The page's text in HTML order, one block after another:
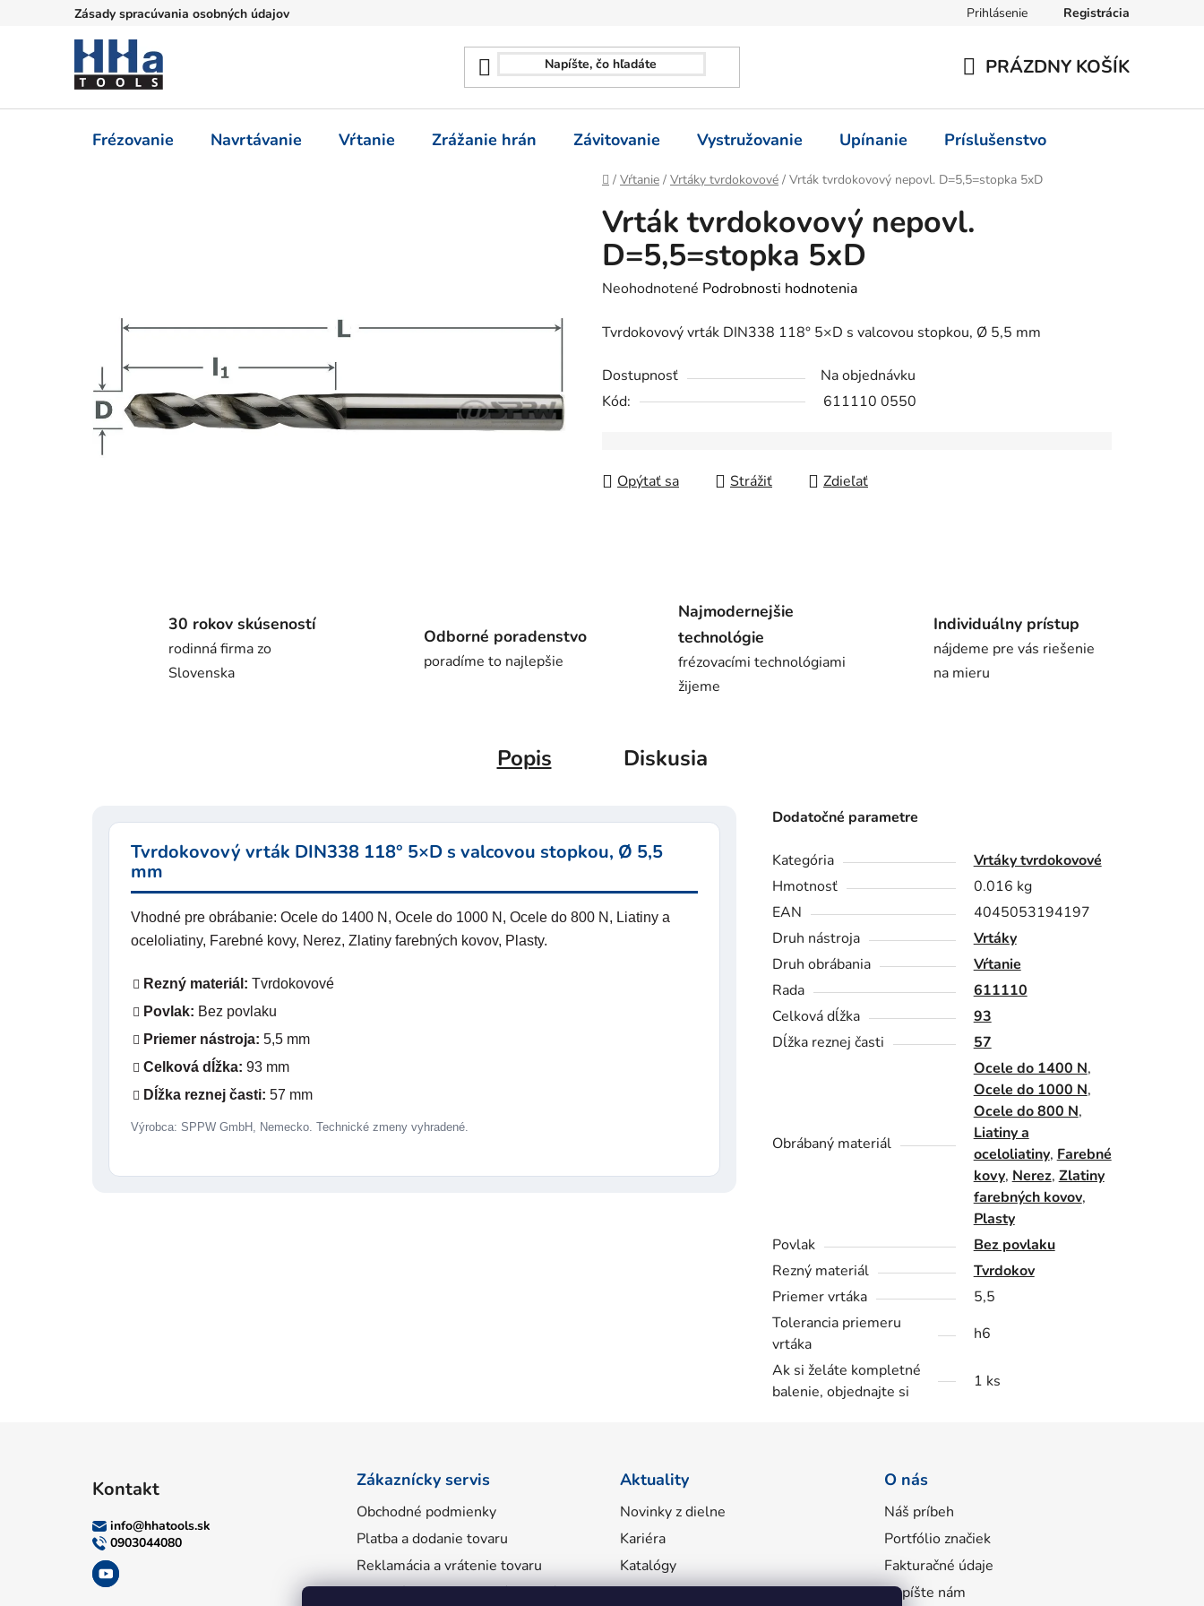
Zásady spracúvania osobných údajov Prihlásenie Registrácia
KOŠÍK
PRÁZDNY KOŠÍK
Frézovanie Navrtávanie Vŕtanie Zrážanie hrán Závitovanie Vystružovanie Upínanie Príslušenstvo
Domov
/ Vŕtanie / Vrtáky tvrdokovové / Vrták tvrdokovový nepovl. D=5,5=stopka 5xD
Vrták tvrdokovový nepovl.
D=5,5=stopka 5xD
Priemerné
produktu
0,0
z
Neohodnotené Podrobnosti hodnotenia
Tvrdokovový vrták DIN338 118° 5×D s valcovou stopkou, Ø 5,5 mm
Dostupnosť
Na objednávku
Kód:
611110 0550
Opýtať sa Strážiť Zdieľať
30 rokov skúseností
rodinná firma zo
Slovenska
Odborné poradenstvo
poradíme to najlepšie
Najmodernejšie
technológie
frézovacími technológiami
žijeme
Individuálny prístup
nájdeme pre vás riešenie
na mieru
Popis Diskusia
Tvrdokovový vrták DIN338 118° 5×D s valcovou stopkou, Ø 5,5
mm
Vhodné pre obrábanie: Ocele do 1400 N, Ocele do 1000 N, Ocele do 800 N, Liatiny a
oceloliatiny, Farebné kovy, Nerez, Zlatiny farebných kovov, Plasty.
Rezný materiál: Tvrdokovové
Povlak: Bez povlaku
Priemer nástroja: 5,5 mm
Celková dĺžka: 93 mm
Dĺžka reznej časti: 57 mm
Výrobca: SPPW GmbH, Nemecko. Technické zmeny vyhradené.
Dodatočné parametre
Kategória
Vrtáky tvrdokovové
Hmotnosť
0.016 kg
EAN
4045053194197
Druh nástroja
Vrtáky
Druh obrábania
Vŕtanie
Rada
611110
Celková dĺžka
93
Dĺžka reznej časti
57
Obrábaný materiál
Ocele do 1400 N,
Ocele do 1000 N,
Ocele do 800 N,
Liatiny a
oceloliatiny, Farebné
kovy, Nerez, Zlatiny
farebných kovov,
Plasty
Povlak
Bez povlaku
Rezný materiál
Tvrdokov
Priemer vrtáka
5,5
Tolerancia priemeru
vrtáka
h6
Ak si želáte kompletné
balenie, objednajte si
1 ks
Kontakt
info@hhatools.sk
0903044080
Zákaznícky servis
Obchodné podmienky
Platba a dodanie tovaru
Reklamácia a vrátenie tovaru
Informácie o spracovaní osobných
Aktuality
Novinky z dielne
Kariéra
Katalógy
O nás
Náš príbeh
Portfólio značiek
Fakturačné údaje
Napíšte nám